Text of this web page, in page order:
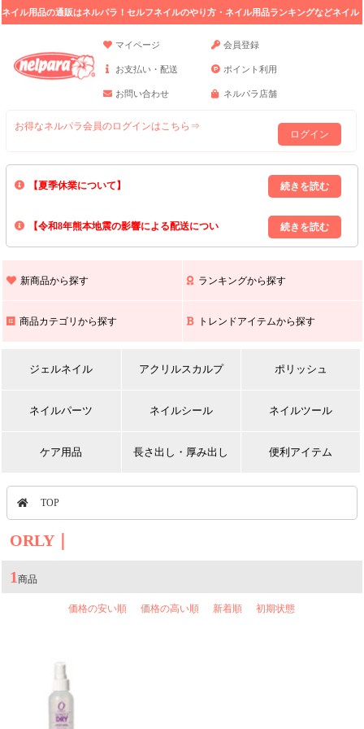
ネイル用品の通販はネルパラ！セルフネイルのやり方・ネイル用品ランキングなどネイル
マイページ
会員登録
お支払い・配送 ポイント利用
お問い合わせ ネルパラ店舗
お得なネルパラ会員のログインはこちら⇒
ログイン
【夏季休業について】
8/13(木)～8/16(日)の間｢出荷業務・お問い合わせ業務｣はお休みいたしま
上記期間中のご注文・お問い合わせは8/17(月)以降の対応となりますので
【令和8年熊本地震の影響による配送につい
また､ 九州全域でお荷物のお届けに遅延が生じております｡
新商品から探す ランキングから探す
商品カテゴリから探す トレンドアイテムから探す
ジェルネイル アクリルスカルプ ポリッシュ
ネイルパーツ ネイルシール ネイルツール
ケア用品 長さ出し・厚み出し 便利アイテム
TOP
ORLY｜
1商品
価格の安い順 価格の高い順 新着順 初期状態